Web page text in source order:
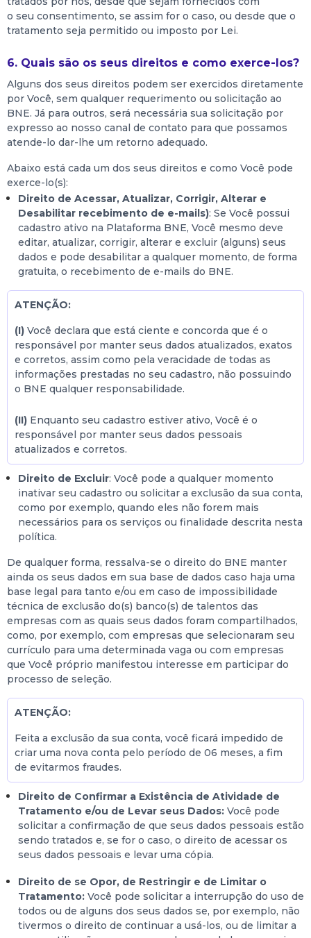
o seu consentimento, se assim for o caso, ou desde que o
tratamento seja permitido ou imposto por Lei.
6. Quais são os seus direitos e como exerce-los?
Alguns dos seus direitos podem ser exercidos diretamente
por Você, sem qualquer requerimento ou solicitação ao
BNE. Já para outros, será necessária sua solicitação por
expresso ao nosso canal de contato para que possamos
atende-lo dar-lhe um retorno adequado.
Abaixo está cada um dos seus direitos e como Você pode
exerce-lo(s):
Direito de Acessar, Atualizar, Corrigir, Alterar e
Desabilitar recebimento de e-mails): Se Você possui
cadastro ativo na Plataforma BNE, Você mesmo deve
editar, atualizar, corrigir, alterar e excluir (alguns) seus
dados e pode desabilitar a qualquer momento, de forma
gratuita, o recebimento de e-mails do BNE.
ATENÇÃO:
(I) Você declara que está ciente e concorda que é o
responsável por manter seus dados atualizados, exatos
e corretos, assim como pela veracidade de todas as
informações prestadas no seu cadastro, não possuindo
o BNE qualquer responsabilidade.
(II) Enquanto seu cadastro estiver ativo, Você é o
responsável por manter seus dados pessoais
atualizados e corretos.
Direito de Excluir: Você pode a qualquer momento
inativar seu cadastro ou solicitar a exclusão da sua conta,
como por exemplo, quando eles não forem mais
necessários para os serviços ou finalidade descrita nesta
política.
De qualquer forma, ressalva-se o direito do BNE manter
ainda os seus dados em sua base de dados caso haja uma
base legal para tanto e/ou em caso de impossibilidade
técnica de exclusão do(s) banco(s) de talentos das
empresas com as quais seus dados foram compartilhados,
como, por exemplo, com empresas que selecionaram seu
currículo para uma determinada vaga ou com empresas
que Você próprio manifestou interesse em participar do
processo de seleção.
ATENÇÃO:
Feita a exclusão da sua conta, você ficará impedido de
criar uma nova conta pelo período de 06 meses, a fim
de evitarmos fraudes.
Direito de Confirmar a Existência de Atividade de
Tratamento e/ou de Levar seus Dados: Você pode
solicitar a confirmação de que seus dados pessoais estão
sendo tratados e, se for o caso, o direito de acessar os
seus dados pessoais e levar uma cópia.
Direito de se Opor, de Restringir e de Limitar o
Tratamento: Você pode solicitar a interrupção do uso de
todos ou de alguns dos seus dados se, por exemplo, não
tivermos o direito de continuar a usá-los, ou de limitar a